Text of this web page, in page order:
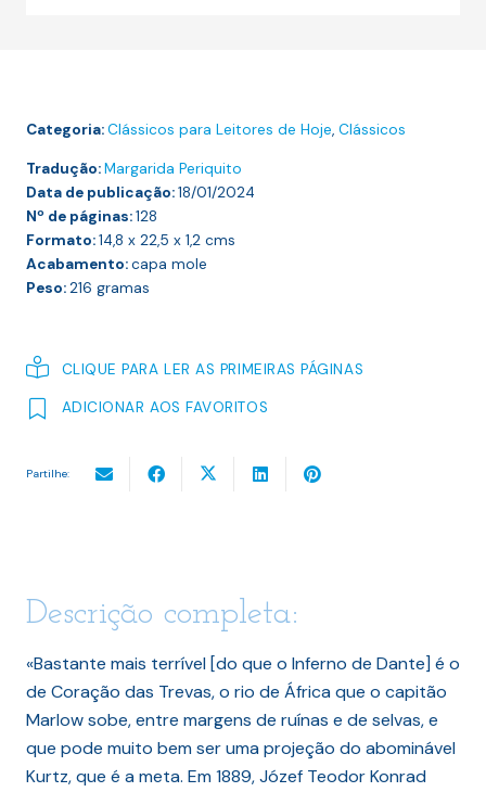
Leitores
de
Hoje)
Categoria:Clássicos para Leitores de Hoje, Clássicos
Tradução:Margarida Periquito
Data de publicação:18/01/2024
Nº de páginas:128
Formato:14,8 x 22,5 x 1,2 cms
Acabamento:capa mole
Peso:216 gramas
CLIQUE PARA LER AS PRIMEIRAS PÁGINAS
ADICIONAR AOS FAVORITOS
Partilhe:
Descrição completa:
«Bastante mais terrível [do que o Inferno de Dante] é o
de Coração das Trevas, o rio de África que o capitão
Marlow sobe, entre margens de ruínas e de selvas, e
que pode muito bem ser uma projeção do abominável
Kurtz, que é a meta. Em 1889, Józef Teodor Konrad